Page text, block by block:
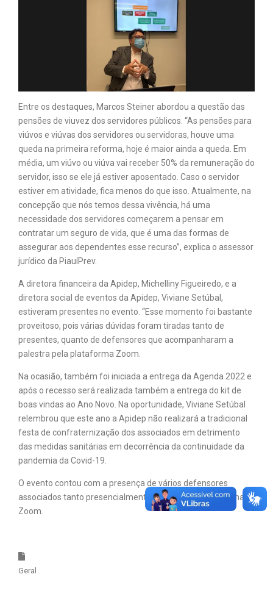
Entre os destaques, Marcos Steiner abordou a questão das
pensões de viuvez dos servidores públicos. “As pensões para
viúvos e viúvas dos servidores ou servidoras, houve uma
queda na primeira reforma, hoje é maior ainda a queda. Em
média, um viúvo ou viúva vai receber 50% da remuneração do
servidor, isso se ele já estiver aposentado. Caso o servidor
estiver em atividade, fica menos do que isso. Atualmente, na
concepção que nós temos dessa vivência, há uma
necessidade dos servidores começarem a pensar em
contratar um seguro de vida, que é uma das formas de
assegurar aos dependentes esse recurso”, explica o assessor
jurídico da PiauíPrev.
A diretora financeira da Apidep, Michelliny Figueiredo, e a
diretora social de eventos da Apidep, Viviane Setúbal,
estiveram presentes no evento. “Esse momento foi bastante
proveitoso, pois várias dúvidas foram tiradas tanto de
presentes, quanto de defensores que acompanharam a
palestra pela plataforma Zoom.
Na ocasião, também foi iniciada a entrega da Agenda 2022 e
após o recesso será realizada também a entrega do kit de
boas vindas ao Ano Novo. Na oportunidade, Viviane Setúbal
relembrou que este ano a Apidep não realizará a tradicional
festa de confraternização dos associados em detrimento
das medidas sanitárias em decorrência da continuidade da
pandemia da Covid-19.
O evento contou com a presença de vários defensores
associados tanto presencialmente quanto pela plataforma
Zoom.
Geral